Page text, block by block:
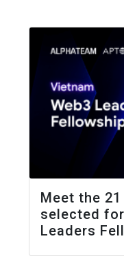
Meet the
selected
Leaders